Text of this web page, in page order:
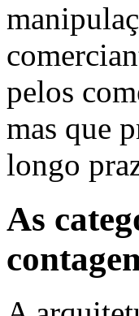
pelos
mas que
longo
As